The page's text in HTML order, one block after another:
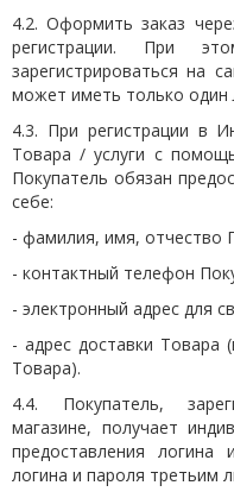
4.2. Оформить заказ
регистрации. При
зарегистрироваться на
может иметь только один
4.3. При регистрации в
Товара / услуги с
Покупатель обязан
себе:
- фамилия, имя, отчество
- контактный телефон
- электронный адрес для
- адрес доставки Товара
Товара).
4.4. Покупатель,
магазине, получает
предоставления логина
логина и пароля третьим